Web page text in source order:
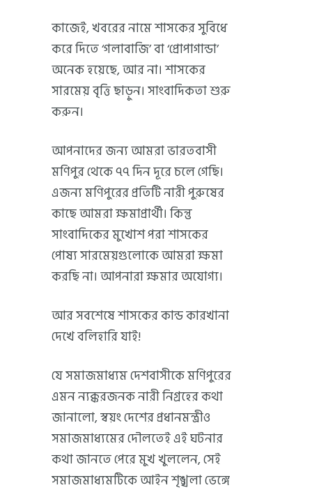
কাজেই, খবরের নামে শাসকের সুবিধে
করে দিতে ‘গলাবাজি’ বা ‘প্রোপাগান্ডা’
অনেক হয়েছে, আর না। শাসকের
সারমেয় বৃত্তি ছাড়ুন। সাংবাদিকতা শুরু
করুন।
আপনাদের জন্য আমরা ভারতবাসী
মণিপুর থেকে ৭৭ দিন দূরে চলে গেছি।
এজন্য মণিপুরের প্রতিটি নারী পুরুষের
কাছে আমরা ক্ষমাপ্রার্থী। কিন্তু
সাংবাদিকের মুখোশ পরা শাসকের
পোষ্য সারমেয়গুলোকে আমরা ক্ষমা
করছি না। আপনারা ক্ষমার অযোগ্য।
আর সবশেষে শাসকের কান্ড কারখানা
দেখে বলিহারি যাই!
যে সমাজমাধ্যম দেশবাসীকে মণিপুরের
এমন ন্যক্করজনক নারী নিগ্রহের কথা
জানালো, স্বয়ং দেশের প্রধানমন্ত্রীও
সমাজমাধ্যমের দৌলতেই এই ঘটনার
কথা জানতে পেরে মুখ খুললেন, সেই
সমাজমাধ্যমটিকে আইন শৃঙ্খলা ভেঙ্গে